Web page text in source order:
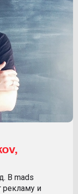
В mads
рекламу и